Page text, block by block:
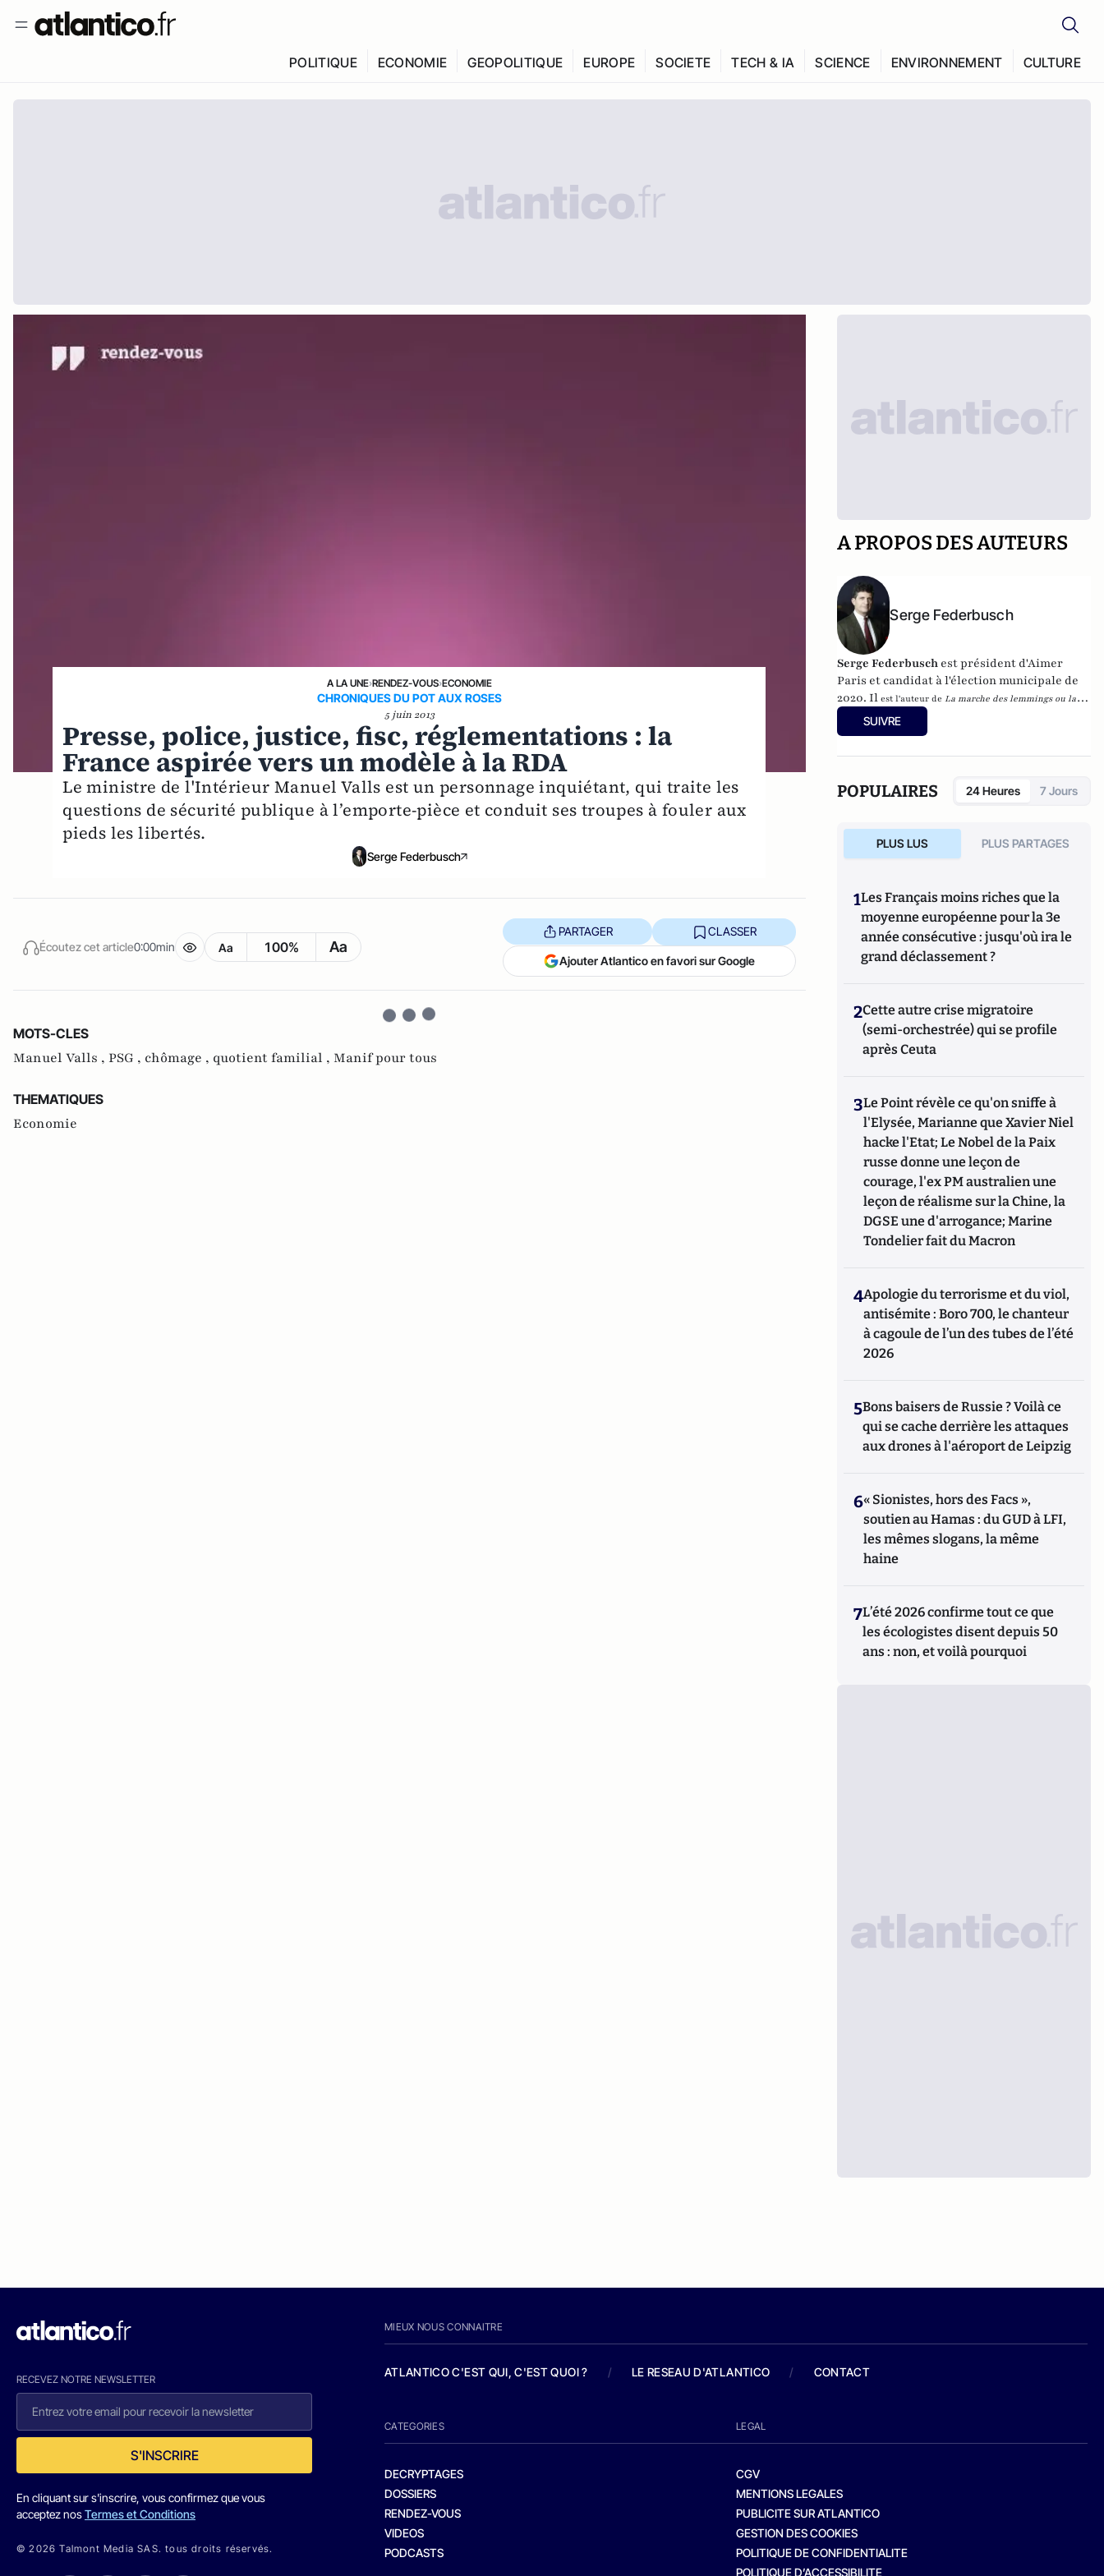
POLITIQUE ECONOMIE GEOPOLITIQUE EUROPE SOCIETE TECH & IA SCIENCE ENVIRONNEMENT CULTURE
A LA UNE›RENDEZ-VOUS›ECONOMIE
CHRONIQUES DU POT AUX ROSES
5 juin 2013
Presse, police, justice, fisc, réglementations : la
France aspirée vers un modèle à la RDA
Le ministre de l'Intérieur Manuel Valls est un personnage inquiétant, qui traite les
questions de sécurité publique à l’emporte-pièce et conduit ses troupes à fouler aux
pieds les libertés.
Serge Federbusch
Écoutez cet article0:00min Aa 100% Aa
PARTAGER CLASSER
Ajouter Atlantico en favori sur Google
MOTS-CLES
Manuel Valls , PSG , chômage , quotient familial , Manif pour tous
THEMATIQUES
Economie
A PROPOS DES AUTEURS
Serge Federbusch
Serge Federbusch est président d'Aimer
Paris et candidat à l'élection municipale de
2020. Il est l'auteur deLa marche des lemmings ou la 2e
mort de Charlie
fatal quinquennat, chez Plon.
SUIVRE
POPULAIRES 24 Heures 7 Jours
PLUS LUS PLUS PARTAGES
1Les Français moins riches que la
moyenne européenne pour la 3e
année consécutive : jusqu'où ira le
grand déclassement ?
2Cette autre crise migratoire
(semi-orchestrée) qui se profile
après Ceuta
3Le Point révèle ce qu'on sniffe à
l'Elysée, Marianne que Xavier Niel
hacke l'Etat; Le Nobel de la Paix
russe donne une leçon de
courage, l'ex PM australien une
leçon de réalisme sur la Chine, la
DGSE une d'arrogance; Marine
Tondelier fait du Macron
4Apologie du terrorisme et du viol,
antisémite : Boro 700, le chanteur
à cagoule de l’un des tubes de l’été
2026
5Bons baisers de Russie ? Voilà ce
qui se cache derrière les attaques
aux drones à l'aéroport de Leipzig
6« Sionistes, hors des Facs »,
soutien au Hamas : du GUD à LFI,
les mêmes slogans, la même
haine
7L’été 2026 confirme tout ce que
les écologistes disent depuis 50
ans : non, et voilà pourquoi
RECEVEZ NOTRE NEWSLETTER
S'INSCRIRE
En cliquant sur s'inscrire, vous confirmez que vous
acceptez nosTermes et Conditions
© 2026 Talmont Media SAS. tous droits réservés.
MIEUX NOUS CONNAITRE
ATLANTICO C'EST QUI, C'EST QUOI ? / LE RESEAU D'ATLANTICO / CONTACT
CATEGORIES
DECRYPTAGES
DOSSIERS
RENDEZ-VOUS
VIDEOS
PODCASTS
LEGAL
CGV
MENTIONS LEGALES
PUBLICITE SUR ATLANTICO
GESTION DES COOKIES
POLITIQUE DE CONFIDENTIALITE
POLITIQUE D’ACCESSIBILITE